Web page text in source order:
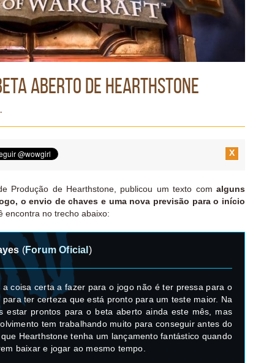
aberto de Hearthstone
·
X
Produção de Hearthstone, publicou um texto com alguns
o envio de chaves e uma nova previsão para o início
encontra no trecho abaixo:
(Forum Oficial )
coisa certa a fazer para o jogo não é ter pressa para o
ter certeza que está pronto para um teste maior. Na
estar prontos para o beta aberto ainda este mês, mas
tem trabalhando muito para conseguir antes do
Hearthstone tenha um lançamento fantástico quando
baixar e jogar ao mesmo tempo.